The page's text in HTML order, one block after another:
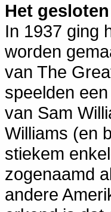
Het
In 1937 ging
worden
van The
speelden
van Sam
Williams (en
stiekem
zogenaamd
andere